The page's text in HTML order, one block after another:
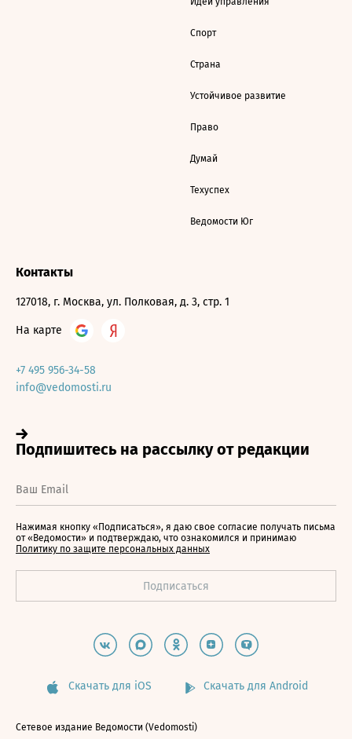
Спорт
Страна
Устойчивое развитие
Право
Думай
Техуспех
Ведомости Юг
Контакты
127018, г. Москва, ул. Полковая, д. 3, стр. 1
На карте
+7 495 956-34-58
info@vedomosti.ru
Нажимая кнопку «Подписаться», я даю свое согласие получать письма
от «Ведомости» и подтверждаю, что ознакомился и принимаю
Политику по защите персональных данных
Скачать для iOS Скачать для Android
Сетевое издание Ведомости (Vedomosti)